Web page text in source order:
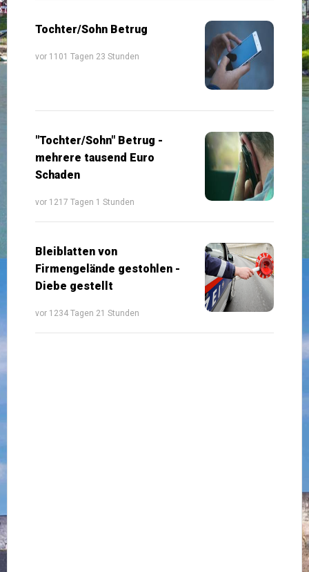
Tochter/Sohn Betrug
vor 1101 Tagen 23 Stunden
"Tochter/Sohn" Betrug -
mehrere tausend Euro
Schaden
vor 1217 Tagen 1 Stunden
Bleiblatten von
Firmengelände gestohlen -
Diebe gestellt
vor 1234 Tagen 21 Stunden